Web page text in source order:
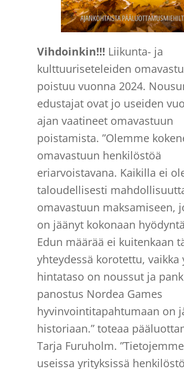
Vihdoinkin!!! Liikunta- ja
kulttuuriseteleiden
poistuu vuonna 2024.
edustajat ovat jo useiden
ajan vaatineet omavastuun
poistamista. ”Olemme
omavastuun henkilöstöä
eriarvoistavana. Kaikilla ei
taloudellisesti
omavastuun maksamiseen,
on jäänyt kokonaan
Edun määrää ei kuitenkaan
yhteydessä korotettu, vaikka
hintataso on noussut ja
panostus Nordea Games
hyvinvointitapahtumaan on
historiaan.” toteaa
Tarja Furuholm.
useissa yrityksissä